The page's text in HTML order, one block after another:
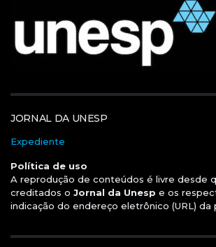
JORNAL DA UNESP
Expediente
Política de uso
A reprodução de conteúdos é livre desde
creditados o Jornal da Unesp e os
indicação do endereço eletrônico (URL) da